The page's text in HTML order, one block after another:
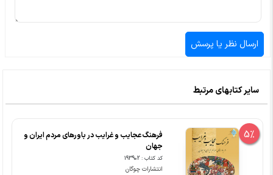
سایر کتابهای مرتبط
5%
فرهنگ عجایب و غرایب در باورهای مردم ایران و
جهان
کد کتاب : 193902
انتشارات چوگان